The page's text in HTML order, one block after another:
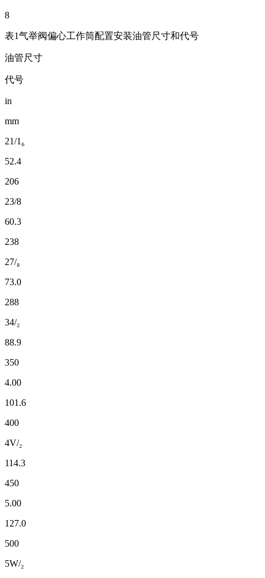
8
表1气举阀偏心工作筒配置安装油管尺寸和代号
油管尺寸
代号
in
mm
21/1₆
52.4
206
23/8
60.3
238
27/₈
73.0
288
34/₂
88.9
350
4.00
101.6
400
4V/₂
114.3
450
5.00
127.0
500
5W/₂